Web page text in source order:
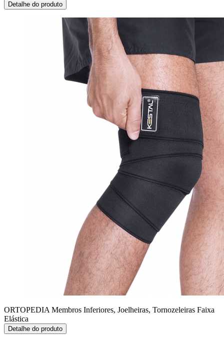
Detalhe do produto
ORTOPEDIA Membros Inferiores, Joelheiras, Tornozeleiras Faixa
Elástica
Detalhe do produto